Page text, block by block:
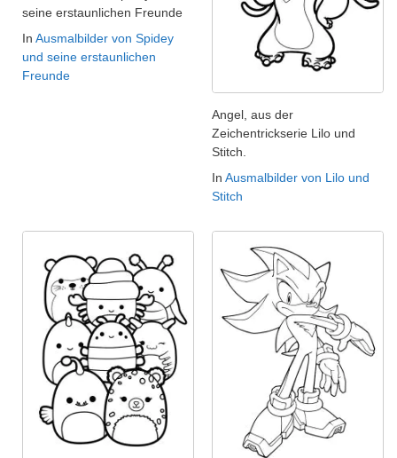
seine erstaunlichen Freunde
In Ausmalbilder von Spidey
und seine erstaunlichen
Freunde
Angel, aus der
Zeichentrickserie Lilo und
Stitch.
In Ausmalbilder von Lilo und
Stitch